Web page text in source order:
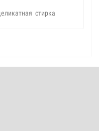
стирка